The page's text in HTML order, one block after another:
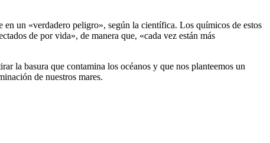
un «verdadero peligro», según la científica. Los químicos de estos
de por vida», de manera que, «cada vez están más
la basura que contamina los océanos y que nos planteemos un
de nuestros mares.